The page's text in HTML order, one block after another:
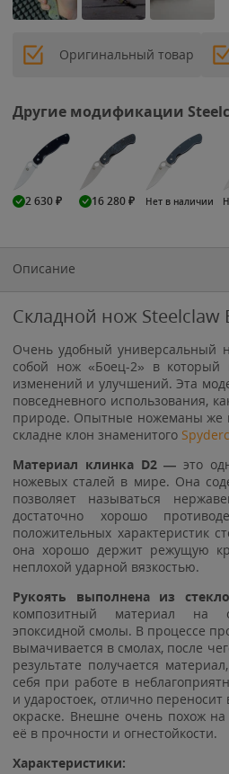
Оригинальный товар
Другие модификации
2 630₽ 16 280₽ Нет в наличии
Описание
Складной нож Steelclaw
Очень удобный универсальный
собой нож «Боец-2» в который
изменений и улучшений. Эта
повседневного использования,
природе. Опытные ножеманы же
складне клон знаменитого
Материал клинка D2 — это
ножевых сталей в мире. Она
позволяет называться
достаточно хорошо
положительных характеристик
она хорошо держит режущую
неплохой ударной вязкостью.
Рукоять выполнена из
композитный материал на
эпоксидной смолы. В процессе
вымачивается в смолах, после
результате получается
себя при работе в
и ударостоек, отлично
окраске. Внешне очень похож на
её в прочности и огнестойкости.
Характеристики: